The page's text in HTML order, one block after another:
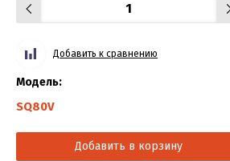
Добавить к сравнению
Модель:
SQ80V
Добавить в корзину